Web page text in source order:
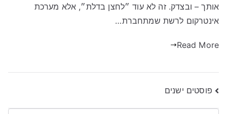
אותך – ובצדק. זה לא עוד ״לחצן בדלת״, אלא מערכת
אינטרקום לרשת שמתחברת…
Read More
ניווט
פוסטים ישנים